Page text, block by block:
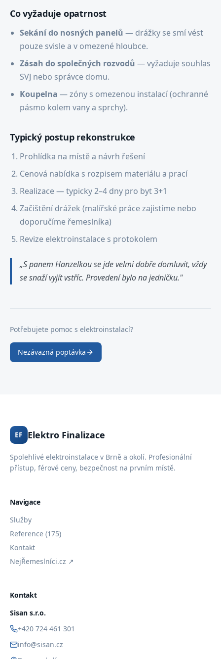
Co vyžaduje opatrnost
Sekání do nosných panelů — drážky se smí vést
pouze svisle a v omezené hloubce.
Zásah do společných rozvodů — vyžaduje souhlas
SVJ nebo správce domu.
Koupelna — zóny s omezenou instalací (ochranné
pásmo kolem vany a sprchy).
Typický postup rekonstrukce
Prohlídka na místě a návrh řešení
Cenová nabídka s rozpisem materiálu a prací
Realizace — typicky 2–4 dny pro byt 3+1
Začištění drážek (malířské práce zajistíme nebo
doporučíme řemeslníka)
Revize elektroinstalace s protokolem
„S panem Hanzelkou se jde velmi dobře domluvit, vždy
se snaží vyjít vstříc. Provedení bylo na jedničku."
Potřebujete pomoc s elektroinstalací?
Nezávazná poptávka
EF Elektro Finalizace
Spolehlivé elektroinstalace v Brně a okolí. Profesionální
přístup, férové ceny, bezpečnost na prvním místě.
Navigace
Služby
Reference (175)
Kontakt
NejŘemeslníci.cz ↗
Kontakt
Sisan s.r.o.
+420 724 461 301
info@sisan.cz